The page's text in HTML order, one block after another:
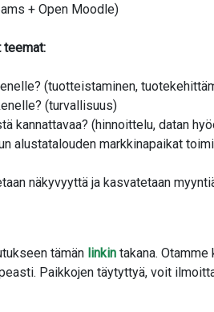
+ Open Moodle)
teemat:
(tuotteistaminen,
(turvallisuus)
(hinnoittelu, datan
alustatalouden markkinapaikat
näkyvyyttä ja kasvatetaan
tämän linkin takana.
Paikkojen täytyttyä, voit